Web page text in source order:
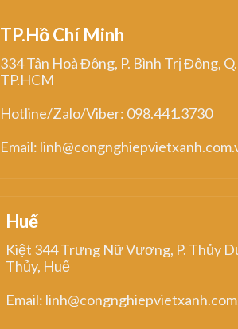
TP.Hồ Chí Minh
334 Tân Hoà Đông, P. Bình Trị Đông,
TP.HCM
Hotline/Zalo/Viber: 098.441.3730
Email:
Huế
Kiệt 344 Trưng Nữ Vương, P. Thủy
Thủy, Huế
Email: